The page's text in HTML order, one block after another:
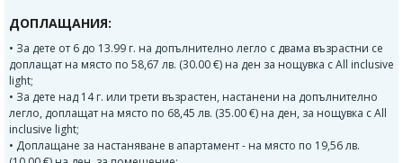
ДОПЛАЩАНИЯ:
• За дете от 6 до 13.99 г. на допълнително легло с двама възрастни се
доплащат на място по 58,67 лв. (30.00 €) на ден за нощувка с All inclusive
light;
• За дете над 14 г. или трети възрастен, настанени на допълнително
легло, доплащат на място по 68,45 лв. (35.00 €) на ден, за нощувка с All
inclusive light;
• Доплащане за настаняване в апартамент - на място по 19,56 лв.